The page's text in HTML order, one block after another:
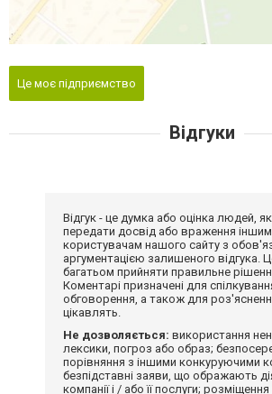
Це моє підприємство
Відгуки
Відгук - це думка або оцінка людей,
передати досвід або враження іншим
користувачам нашого сайту з
аргументацією залишеного відгука.
багатьом прийняти правильне
Коментарі призначені для
обговорення, а також для
цікавлять.
Не дозволяється: використання
лексики, погроз або образ;
порівняння з іншими конкуруючими
безпідставні заяви, що ображають
компанії і / або її послуги;